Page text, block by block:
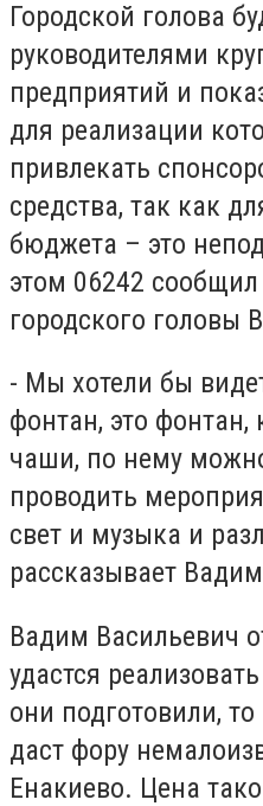
Городской голова
руководителями
предприятий и
для реализации
привлекать
средства, так как
бюджета – это
этом 06242 сообщил
городского головы
- Мы хотели бы
фонтан, это
чаши, по нему
проводить
свет и музыка и
рассказывает
Вадим Васильевич
удастся
они подготовили,
даст фору
Енакиево. Цена